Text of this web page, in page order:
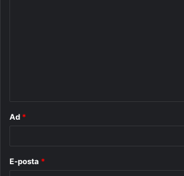
Ad *
E-posta *